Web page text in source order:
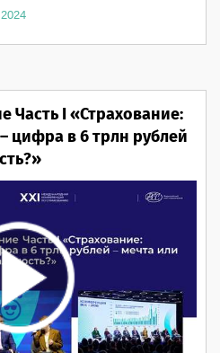
Часть I «Страхование:
цифра в 6 трлн рублей